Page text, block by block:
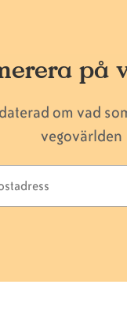
på
om vad
vegovärlden